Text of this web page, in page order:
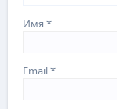
Имя*
Email*